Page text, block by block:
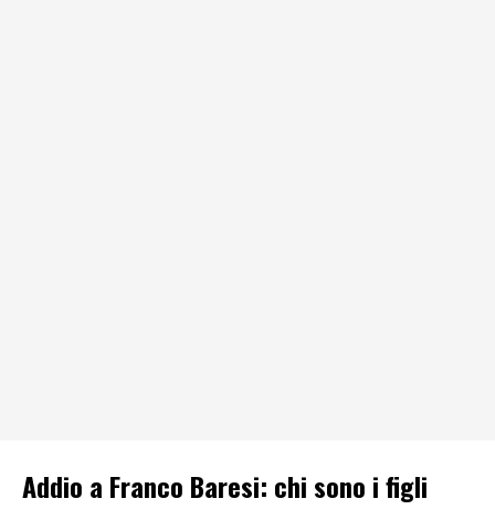
Addio a Franco Baresi: chi sono i figli